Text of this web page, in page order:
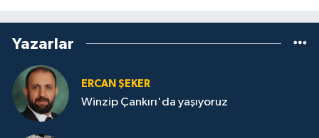
Yazarlar
ERCAN ŞEKER
Winzip Çankırı'da yaşıyoruz